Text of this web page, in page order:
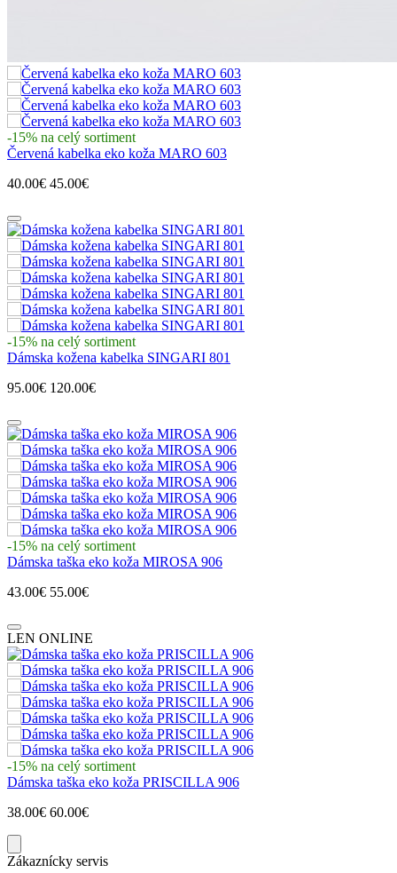
-15% na celý sortiment
Červená kabelka eko koža MARO 603
40.00€ 45.00€
-15% na celý sortiment
Dámska kožena kabelka SINGARI 801
95.00€ 120.00€
-15% na celý sortiment
Dámska taška eko koža MIROSA 906
43.00€ 55.00€
LEN ONLINE
-15% na celý sortiment
Dámska taška eko koža PRISCILLA 906
38.00€ 60.00€
Zákaznícky servis